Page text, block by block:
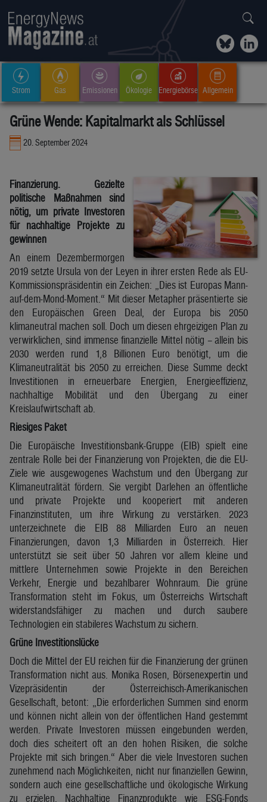
Strom Gas Emissionen Ökologie Energiebörse Allgemein
Grüne Wende: Kapitalmarkt als Schlüssel
20. September 2024
Finanzierung. Gezielte
politische Maßnahmen sind
nötig, um private Investoren
für nachhaltige Projekte zu
gewinnen
An einem Dezembermorgen
2019 setzte Ursula von der Leyen in ihrer ersten Rede als EU-
Kommissionspräsidentin ein Zeichen: „Dies ist Europas Mann-
auf-dem-Mond-Moment.“ Mit dieser Metapher präsentierte sie
den Europäischen Green Deal, der Europa bis 2050
klimaneutral machen soll. Doch um diesen ehrgeizigen Plan zu
verwirklichen, sind immense finanzielle Mittel nötig – allein bis
2030 werden rund 1,8 Billionen Euro benötigt, um die
Klimaneutralität bis 2050 zu erreichen. Diese Summe deckt
Investitionen in erneuerbare Energien, Energieeffizienz,
nachhaltige Mobilität und den Übergang zu einer
Kreislaufwirtschaft ab.
Riesiges Paket
Die Europäische Investitionsbank-Gruppe (EIB) spielt eine
zentrale Rolle bei der Finanzierung von Projekten, die die EU-
Ziele wie ausgewogenes Wachstum und den Übergang zur
Klimaneutralität fördern. Sie vergibt Darlehen an öffentliche
und private Projekte und kooperiert mit anderen
Finanzinstituten, um ihre Wirkung zu verstärken. 2023
unterzeichnete die EIB 88 Milliarden Euro an neuen
Finanzierungen, davon 1,3 Milliarden in Österreich. Hier
unterstützt sie seit über 50 Jahren vor allem kleine und
mittlere Unternehmen sowie Projekte in den Bereichen
Verkehr, Energie und bezahlbarer Wohnraum. Die grüne
Transformation steht im Fokus, um Österreichs Wirtschaft
widerstandsfähiger zu machen und durch saubere
Technologien ein stabileres Wachstum zu sichern.
Grüne Investitionslücke
Doch die Mittel der EU reichen für die Finanzierung der grünen
Transformation nicht aus. Monika Rosen, Börsenexpertin und
Vizepräsidentin der Österreichisch-Amerikanischen
Gesellschaft, betont: „Die erforderlichen Summen sind enorm
und können nicht allein von der öffentlichen Hand gestemmt
werden. Private Investoren müssen eingebunden werden,
doch dies scheitert oft an den hohen Risiken, die solche
Projekte mit sich bringen.“ Aber die viele Investoren suchen
zunehmend nach Möglichkeiten, nicht nur finanziellen Gewinn,
sondern auch eine gesellschaftliche und ökologische Wirkung
zu erzielen. Nachhaltige Finanzprodukte wie ESG-Fonds